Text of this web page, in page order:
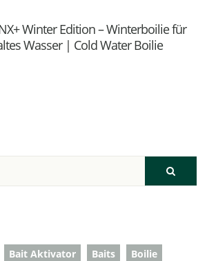
Winter Edition – Winterboilie für
Wasser | Cold Water Boilie
Bait Aktivator Baits
Boilie